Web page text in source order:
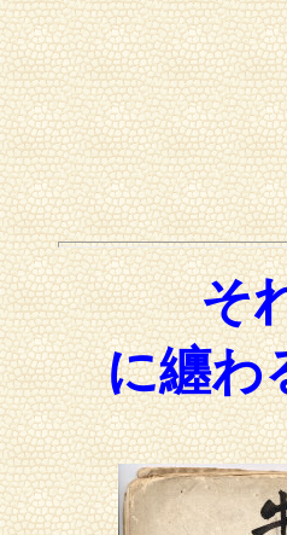
そ
に纏わ